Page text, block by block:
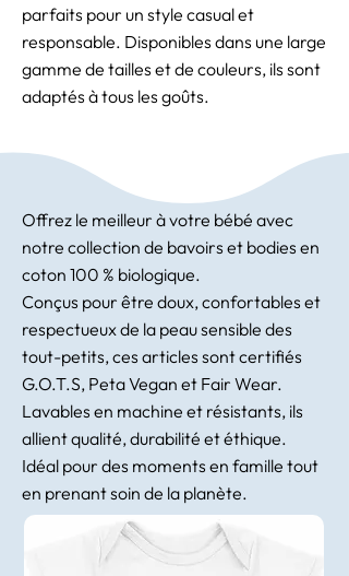
parfaits pour un style casual et
responsable. Disponibles dans une large
gamme de tailles et de couleurs, ils sont
adaptés à tous les goûts.
Offrez le meilleur à votre bébé avec
notre collection de bavoirs et bodies en
coton 100 % biologique.
Conçus pour être doux, confortables et
respectueux de la peau sensible des
tout-petits, ces articles sont certifiés
G.O.T.S, Peta Vegan et Fair Wear.
Lavables en machine et résistants, ils
allient qualité, durabilité et éthique.
Idéal pour des moments en famille tout
en prenant soin de la planète.